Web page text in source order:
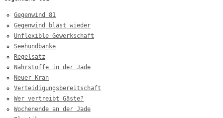
Gegenwind 81
Gegenwind bläst wieder
Unflexible Gewerkschaft
Seehundbänke
Regelsatz
Nährstoffe in der Jade
Neuer Kran
Verteidigungsbereitschaft
Wer vertreibt Gäste?
Wochenende an der Jade